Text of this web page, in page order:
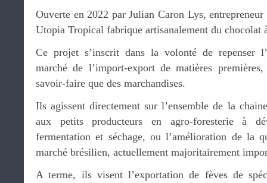
Ouverte en 2022 par Julian Caron Lys,
Utopia Tropical fabrique artisanalement du chocolat
Ce projet s’inscrit dans la volonté de repenser
marché de l’import-export de matières
savoir-faire que des marchandises.
Ils agissent directement sur l’ensemble de la
aux petits producteurs en agro-foresterie à
fermentation et séchage, ou l’amélioration de la
marché brésilien, actuellement majoritairement
A terme, ils visent l’exportation de fèves de